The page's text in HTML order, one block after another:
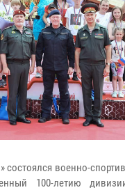
состоялся военно-
100-летию